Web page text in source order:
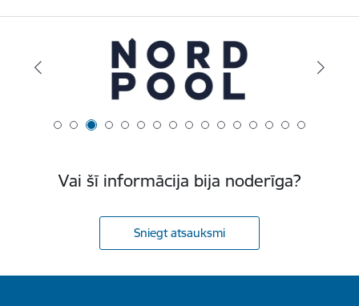
Vai šī informācija bija noderīga?
Sniegt atsauksmi